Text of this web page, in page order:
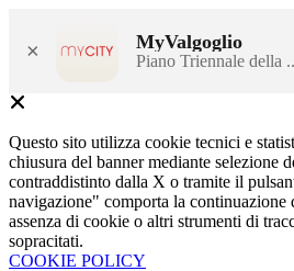
× MyValgoglio
Piano Triennale della
Questo sito utilizza cookie tecnici e
chiusura del banner mediante selezione
contraddistinto dalla X o tramite il
navigazione" comporta la continuazione
assenza di cookie o altri strumenti di
sopracitati.
COOKIE POLICY